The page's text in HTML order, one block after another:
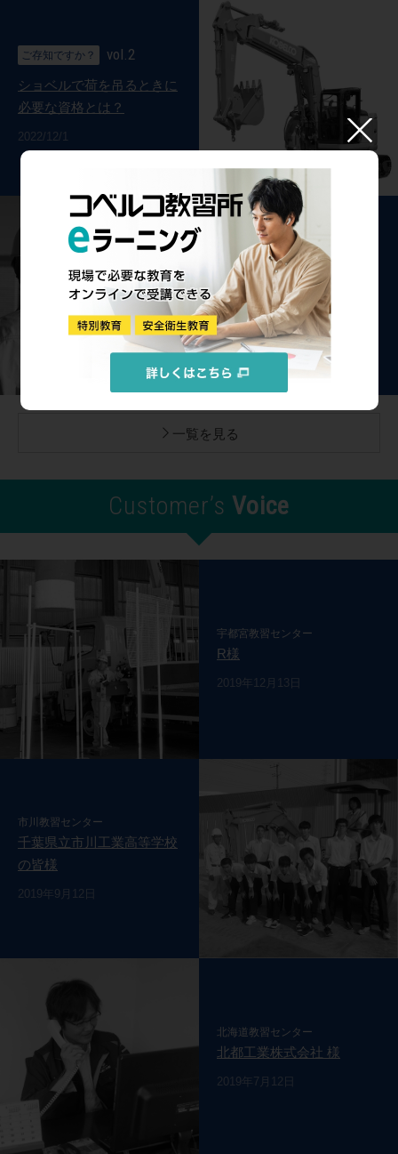
ご存知ですか？ vol.2
ショベルで荷を吊るときに
必要な資格とは？
2022/12/1
ご存知ですか？ vol.1
資格取得後の再教育につい
て
2022/3/22
一覧を見る
Customer’s Voice
宇都宮教習センター
R様
2019年12月13日
市川教習センター
千葉県立市川工業高等学校
の皆様
2019年9月12日
北海道教習センター
北都工業株式会社 様
2019年7月12日